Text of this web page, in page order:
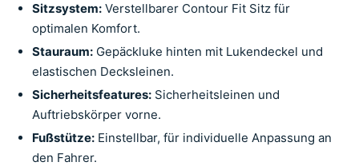
Sitzsystem: Verstellbarer Contour Fit Sitz für
optimalen Komfort.
Stauraum: Gepäckluke hinten mit Lukendeckel und
elastischen Decksleinen.
Sicherheitsfeatures: Sicherheitsleinen und
Auftriebskörper vorne.
Fußstütze: Einstellbar, für individuelle Anpassung an
den Fahrer.